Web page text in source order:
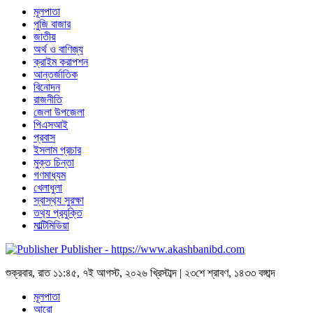
মূলপাতা
পুজি বাজার
জাতীয়
অর্থ ও বাণিজ্য
ক্রাইম করাপশন
আন্তর্জাতিক
বিনোদন
রাজনীতি
জেলা উপজেলা
পিএসআই
প্রবাস
ইসলাম প্রচার
মুক্ত চিন্তা
গণমাধ্যম
খেলাধুলা
স্বাস্থ‍্য সুরক্ষা
তথ‍্য প্রযুক্তি
মাল্টিমিডিয়া
Publisher - https://www.akashbanibd.com
শুক্রবার, রাত ১১:৪৫, ৭ই আগস্ট, ২০২৬ খ্রিস্টাব্দ | ২৩শে শ্রাবণ, ১৪৩৩ বঙ্গাব্দ
মূলপাতা
আরো